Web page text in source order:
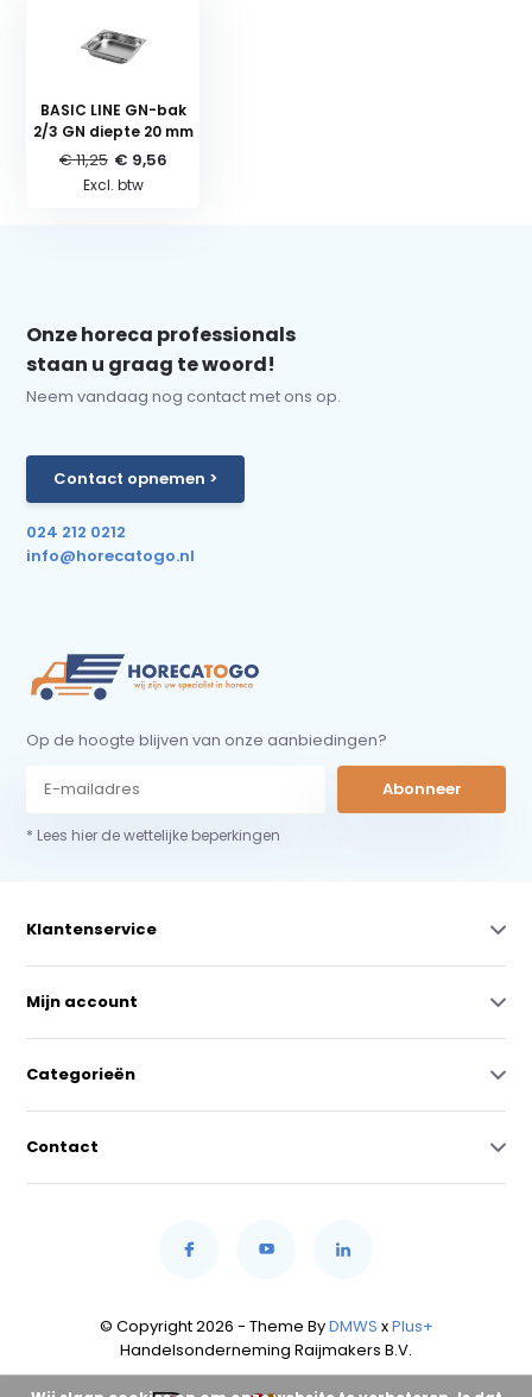
BASIC LINE GN-bak
2/3 GN diepte 20 mm
€ 11,25 € 9,56
Excl. btw
Onze horeca professionals
staan u graag te woord!
Neem vandaag nog contact met ons op.
Contact opnemen >
024 212 0212
info@horecatogo.nl
Op de hoogte blijven van onze aanbiedingen?
Abonneer
* Lees hier de wettelijke beperkingen
Klantenservice
Mijn account
Categorieën
Contact
© Copyright 2026 - Theme ByDMWS xPlus+
Handelsonderneming Raijmakers B.V.